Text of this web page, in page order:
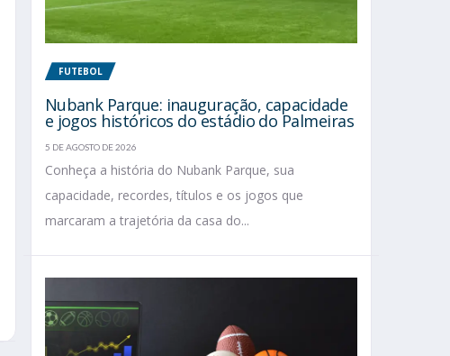
FUTEBOL
Nubank Parque: inauguração, capacidade
e jogos históricos do estádio do Palmeiras
5 DE AGOSTO DE 2026
Conheça a história do Nubank Parque, sua
capacidade, recordes, títulos e os jogos que
marcaram a trajetória da casa do...